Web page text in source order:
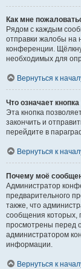
Как мне
Рядом с каждым
отправки жалобы на
конференции.
необходимых для
Вернуться к
Что означает
Эта кнопка
закончить и
перейдите в
Вернуться к
Почему моё
Администратор
предварительного
также, что
сообщения которых,
просмотрены перед
администратором
информации.
Вернуться к